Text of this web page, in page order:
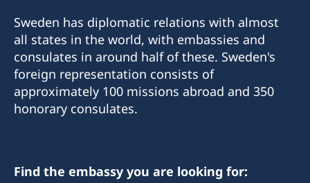
Sweden has diplomatic relations with almost
all states in the world, with embassies and
consulates in around half of these. Sweden's
foreign representation consists of
approximately 100 missions abroad and 350
honorary consulates.
Find the embassy you are looking for: